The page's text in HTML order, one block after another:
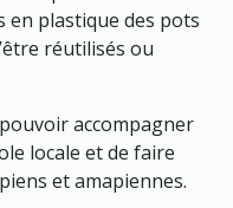
en plastique des pots
réutilisés ou
accompagner
locale et de faire
et amapiennes.